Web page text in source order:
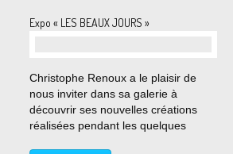
Expo « LES BEAUX JOURS »
Christophe Renoux a le plaisir de
nous inviter dans sa galerie à
découvrir ses nouvelles créations
réalisées pendant les quelques